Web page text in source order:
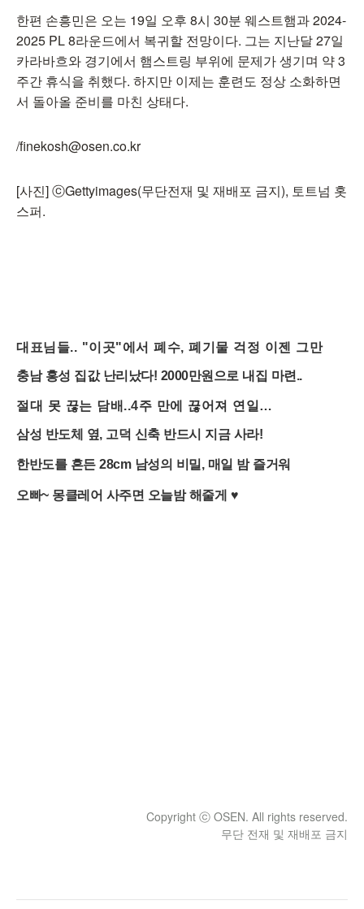
한편 손흥민은 오는 19일 오후 8시 30분 웨스트햄과 2024-
2025 PL 8라운드에서 복귀할 전망이다. 그는 지난달 27일
카라바흐와 경기에서 햄스트링 부위에 문제가 생기며 약 3
주간 휴식을 취했다. 하지만 이제는 훈련도 정상 소화하면
서 돌아올 준비를 마친 상태다.
/finekosh@osen.co.kr
[사진] ⓒGettyimages(무단전재 및 재배포 금지), 토트넘 홋
스퍼.
Copyright ⓒ OSEN. All rights reserved.
무단 전재 및 재배포 금지